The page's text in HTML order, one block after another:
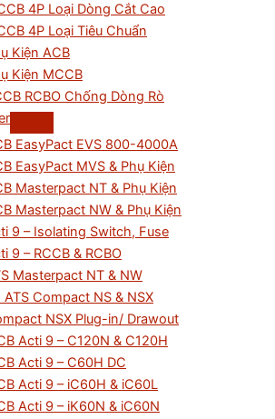
4P Loại Dòng Cắt Cao
4P Loại Tiêu Chuẩn
Kiện ACB
Kiện MCCB
RCBO Chống Dòng Rò
EasyPact EVS 800-4000A
EasyPact MVS & Phụ Kiện
Masterpact NT & Phụ Kiện
Masterpact NW & Phụ Kiện
9 – Isolating Switch, Fuse
9 – RCCB & RCBO
Masterpact NT & NW
ATS Compact NS & NSX
NSX Plug-in/ Drawout
Acti 9 – C120N & C120H
Acti 9 – C60H DC
Acti 9 – iC60H & iC60L
Acti 9 – iK60N & iC60N